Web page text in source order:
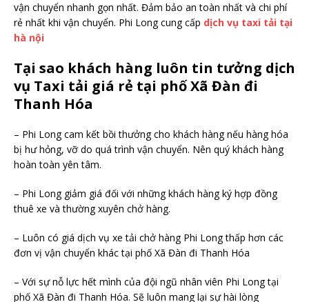
vận chuyển nhanh gọn nhất. Đảm bảo an toàn nhất và chi phí
rẻ nhất khi vận chuyển. Phi Long cung cấp dịch vụ taxi tải tại
hà nội
Tại sao khách hàng luôn tin tưởng dịch
vụ Taxi tải giá rẻ tại phố Xã Đàn đi
Thanh Hóa
– Phi Long cam kết bồi thưởng cho khách hàng nếu hàng hóa
bị hư hỏng, vỡ do quá trình vận chuyển. Nên quý khách hàng
hoàn toàn yên tâm.
– Phi Long giảm giá đối với những khách hàng ký hợp đồng
thuê xe và thường xuyên chở hàng.
– Luôn có giá dịch vụ xe tải chở hàng Phi Long thấp hơn các
đơn vị vận chuyển khác tại phố Xã Đàn đi Thanh Hóa
– Với sự nỗ lực hết mình của đội ngũ nhân viên Phi Long tại
phố Xã Đàn đi Thanh Hóa. Sẽ luôn mang lại sự hài lòng